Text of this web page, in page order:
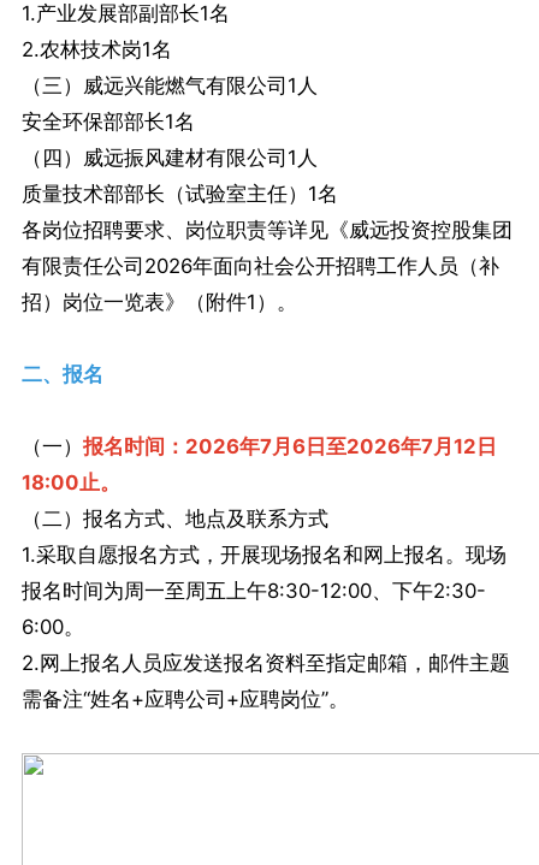
1.产业发展部副部长1名
2.农林技术岗1名
（三）威远兴能燃气有限公司1人
安全环保部部长1名
（四）威远振风建材有限公司1人
质量技术部部长（试验室主任）1名
各岗位招聘要求、岗位职责等详见《威远投资控股集团
有限责任公司2026年面向社会公开招聘工作人员（补
招）岗位一览表》（附件1）。
二、报名
（一） 报名时间：2026年7月6日至2026年7月12日
18:00止。
（二）报名方式、地点及联系方式
1.采取自愿报名方式，开展现场报名和网上报名。现场
报名时间为周一至周五上午8:30-12:00、下午2:30-
6:00。
2.网上报名人员应发送报名资料至指定邮箱，邮件主题
需备注“姓名+应聘公司+应聘岗位”。